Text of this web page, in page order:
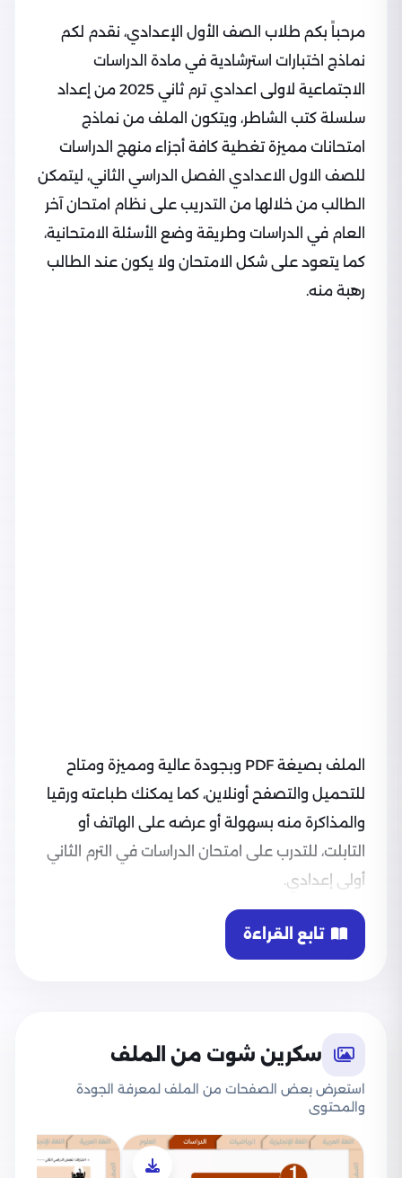
مرحباً بكم طلاب الصف الأول الإعدادي، نقدم لكم
نماذج اختبارات استرشادية في مادة الدراسات
الاجتماعية لاولى اعدادي ترم ثاني 2025 من إعداد
سلسلة كتب الشاطر، ويتكون الملف من نماذج
امتحانات مميزة تغطية كافة أجزاء منهج الدراسات
للصف الاول الاعدادي الفصل الدراسي الثاني، ليتمكن
الطالب من خلالها من التدريب على نظام امتحان آخر
العام في الدراسات وطريقة وضع الأسئلة الامتحانية،
كما يتعود على شكل الامتحان ولا يكون عند الطالب
رهبة منه.
الملف بصيغة PDF وبجودة عالية ومميزة ومتاح
للتحميل والتصفح أونلاين، كما يمكنك طباعته ورقيا
والمذاكرة منه بسهولة أو عرضه على الهاتف أو
التابلت، للتدرب على امتحان الدراسات في الترم الثاني
أولى إعدادي.
تابع القراءة
سكرين شوت من الملف
استعرض بعض الصفحات من الملف لمعرفة الجودة
والمحتوى